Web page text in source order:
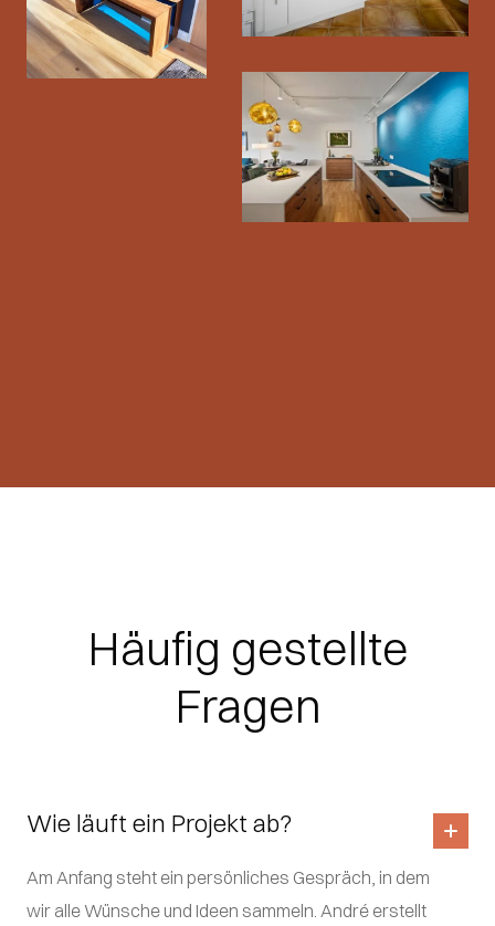
Häufig gestellte
Fragen
Wie läuft ein Projekt ab?
Am Anfang steht ein persönliches Gespräch, in dem
wir alle Wünsche und Ideen sammeln. André erstellt